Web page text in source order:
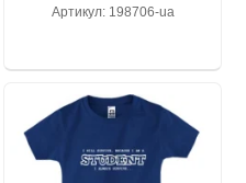
Артикул: 198706-ua